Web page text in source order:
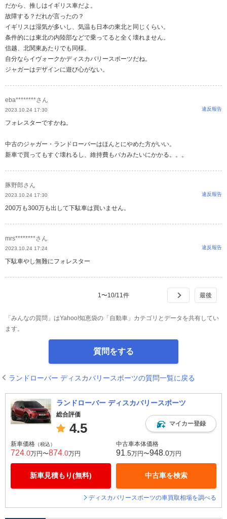
だから、推しはイギリス車だよ。
故障する？だれが言ったの？
イギリスは湿気が多いし、気温も日本の東北と同じくらい。
条件的には東北の内陸部などで乗ってると全く壊れません。
信越、北関東あたりでも同様。
自分ならイヴォークかディスカバリースポーツだね。
ジャガーはデザインに遊び心がない。
eba********さん
2023.10.24 17:30 違反報告
フォレスターですかね。
中古のジャガー・ランドローバーはほんとにやめた方がいい。
新車で買ってもすぐ壊れるし、維持費もバカみたいにかかる。。。
豚野郎さん
2023.10.24 17:30 違反報告
200万も300万も出して下駄車は買いません。
mrs********さん
2023.10.24 17:24 違反報告
下駄車やし無難にフォレスター
1 〜10/11 件
「みんなの質問」はYahoo!知恵袋の「自動車」カテゴリとデータを共有してい
ます。
質問をする
ランドローバー ディスカバリースポーツの質問一覧に戻る
ランドローバー ディスカバリースポーツ
総合評価
4.5 マイカー登録
新車価格 （税込）
724 .0万円〜874 .0万円
新車見積もり(無料)
中古車本体価格
91 .5万円〜948 .0万円
中古車を検索
ディスカバリースポーツの車買取相場を調べる